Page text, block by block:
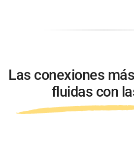
Las conexiones
fluidas con